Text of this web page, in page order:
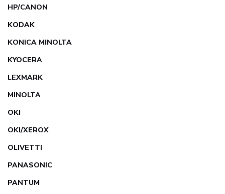
HP/CANON
KODAK
KONICA MINOLTA
KYOCERA
LEXMARK
MINOLTA
OKI
OKI/XEROX
OLIVETTI
PANASONIC
PANTUM